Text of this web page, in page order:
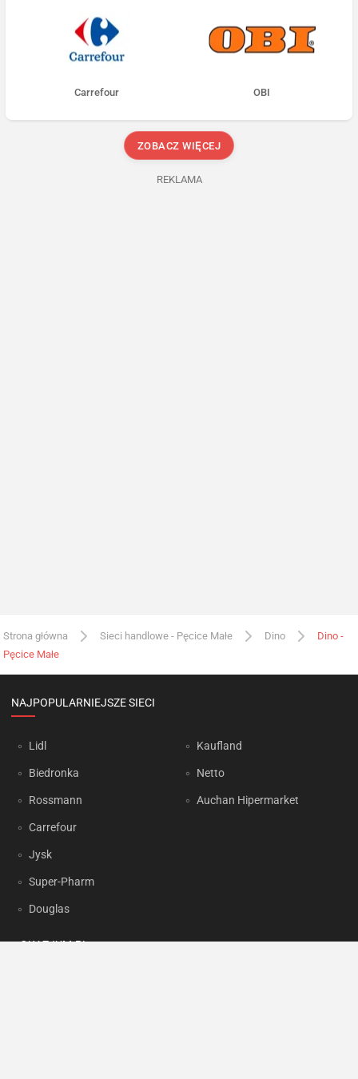
Carrefour OBI
ZOBACZ WIĘCEJ
REKLAMA
Strona główna Sieci handlowe - Pęcice Małe Dino
Dino -
Pęcice Małe
NAJPOPULARNIEJSZE SIECI
Lidl
Biedronka
Rossmann
Carrefour
Jysk
Super-Pharm
Douglas
Kaufland
Netto
Auchan Hipermarket
OKAZJUM.PL